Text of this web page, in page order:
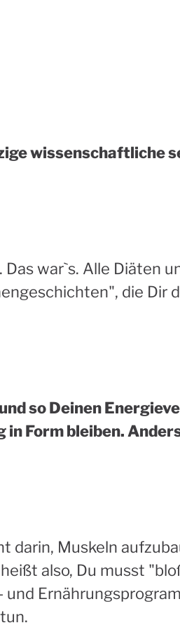
wissenschaftliche
war`s. Alle Diäten
die Dir
so Deinen
in Form bleiben.
darin, Muskeln
also, Du musst
und